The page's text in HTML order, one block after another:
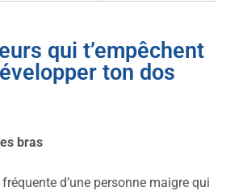
qui t’empêchent
ton dos
bras
fréquente d’une personne maigre qui